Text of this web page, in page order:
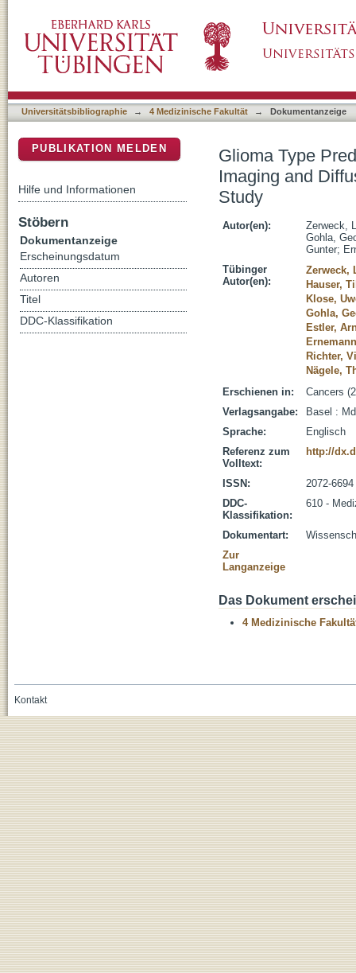
Imaging-A Standardized Multicenter Study
Universitätsbibliographie → 4 Medizinische Fakultät → Dokumentanzeige
Glioma Type
Imaging and
Study
Autor(en):
Zerweck,
Gohla,
Gunter;
Tübinger
Autor(en):
Zerweck,
Hauser,
Klose,
Gohla,
Estler,
Richter,
Nägele,
Erschienen in:
Cancers
Verlagsangabe:
Basel :
Sprache:
Englisch
Referenz zum
Volltext:
http://
ISSN:
2072-6694
DDC-
Klassifikation:
610 -
Dokumentart:
Zur
Langanzeige
Das Dokument
4 Medizinische
PUBLIKATION MELDEN
Hilfe und Informationen
Stöbern
Dokumentanzeige
Erscheinungsdatum
Autoren
Titel
DDC-Klassifikation
Kontakt